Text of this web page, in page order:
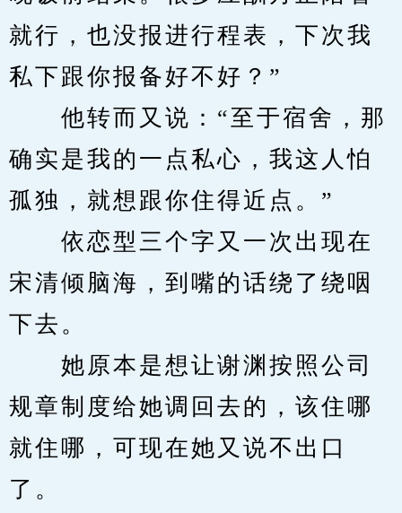
就行，也没报进行程表，下次我
私下跟你报备好不好？”
他转而又说：“至于宿舍，那
确实是我的一点私心，我这人怕
孤独，就想跟你住得近点。”
依恋型三个字又一次出现在
宋清倾脑海，到嘴的话绕了绕咽
下去。
她原本是想让谢渊按照公司
规章制度给她调回去的，该住哪
就住哪，可现在她又说不出口
了。